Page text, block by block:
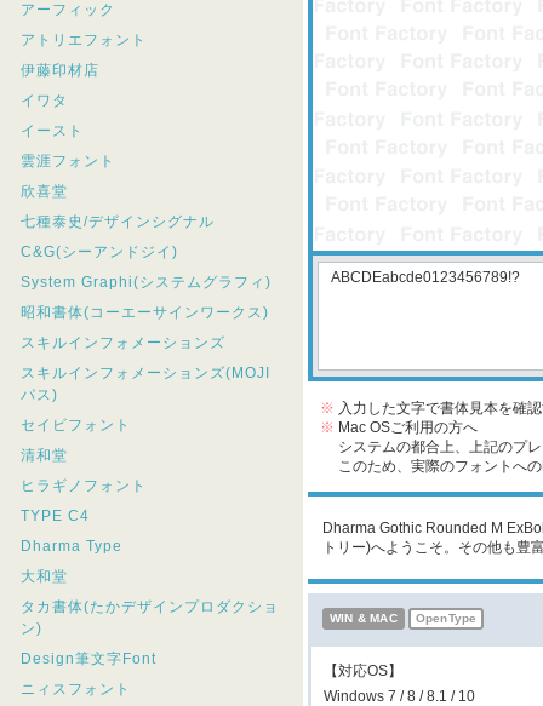
アーフィック
アトリエフォント
伊藤印材店
イワタ
イースト
雲涯フォント
欣喜堂
七種泰史/デザインシグナル
C&G(シーアンドジイ)
System Graphi(システムグラフィ)
昭和書体(コーエーサインワークス)
スキルインフォメーションズ
スキルインフォメーションズ(MOJI
パス)
セイビフォント
清和堂
ヒラギノフォント
TYPE C4
Dharma Type
大和堂
タカ書体(たかデザインプロダクショ
ン)
Design筆文字Font
ニィスフォント
※ 入力した文字で書体見本を確
※ Mac OSご利用の方へ
システムの都合上、上記のプ
このため、実際のフォントへの
Dharma Gothic Rounded M
トリー)へようこそ。その他も豊
WIN & MAC OpenType
【対応OS】
Windows 7 / 8 / 8.1 / 10